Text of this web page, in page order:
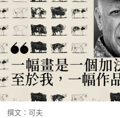
撰文： 可夫